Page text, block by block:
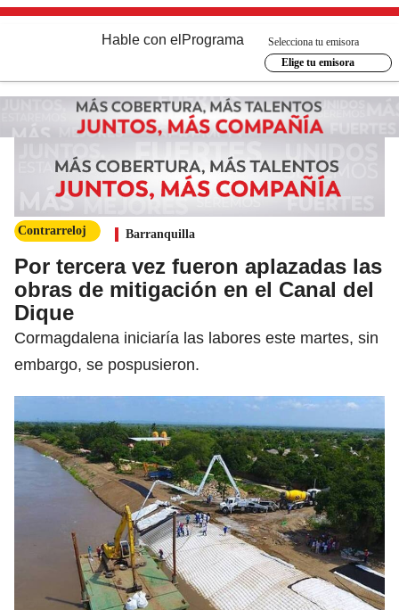
Hable con el Programa
Selecciona tu emisora
Elige tu emisora
Contrarreloj Barranquilla
Por tercera vez fueron aplazadas las
obras de mitigación en el Canal del
Dique
Cormagdalena iniciaría las labores este martes, sin
embargo, se pospusieron.